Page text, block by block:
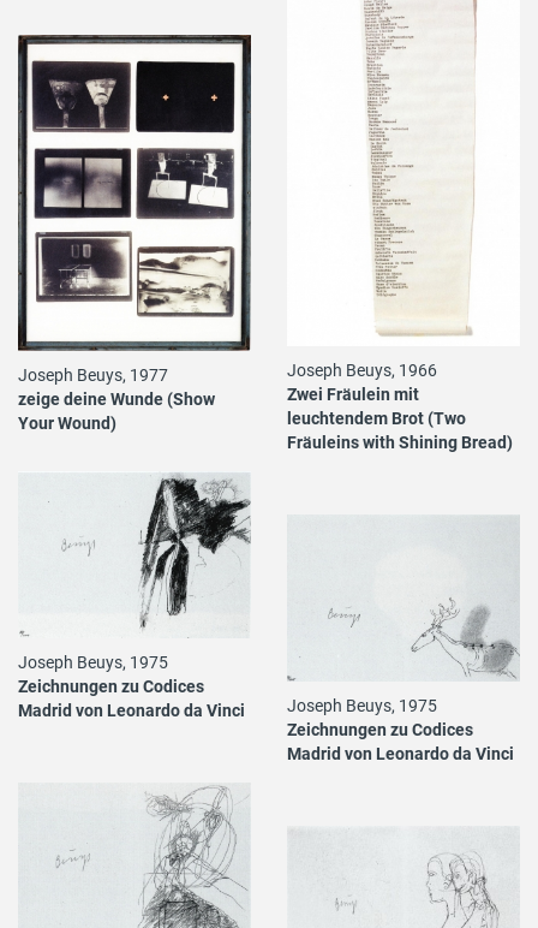
Joseph Beuys, 1966
Zwei Fräulein mit
leuchtendem Brot (Two
Fräuleins with Shining Bread)
Joseph Beuys, 1977
zeige deine Wunde (Show
Your Wound)
Joseph Beuys, 1975
Zeichnungen zu Codices
Madrid von Leonardo da Vinci
Joseph Beuys, 1975
Zeichnungen zu Codices
Madrid von Leonardo da Vinci